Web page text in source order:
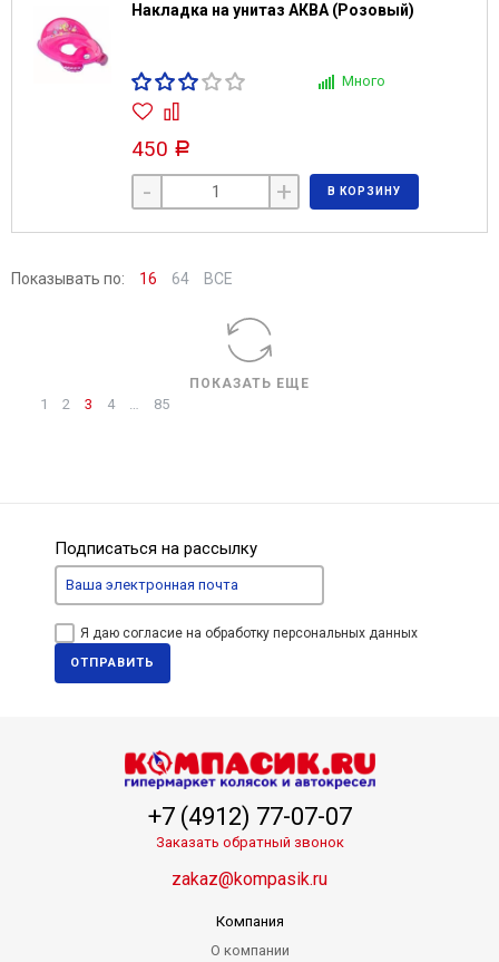
Накладка на унитаз АКВА (Розовый)
Много
450 Р
- + В КОРЗИНУ
Показывать по: 16 64 ВСЕ
ПОКАЗАТЬ ЕЩЕ
1 2 3 4 … 85
Подписаться на рассылку
Я даю согласие на обработку персональных данных
ОТПРАВИТЬ
+7 (4912) 77-07-07
Заказать обратный звонок
zakaz@kompasik.ru
Компания
О компании